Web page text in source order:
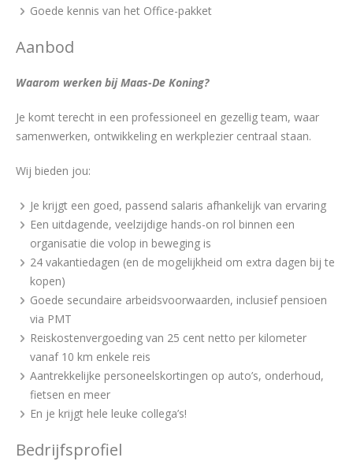
Goede kennis van het Office-pakket
Aanbod
Waarom werken bij Maas-De Koning?
Je komt terecht in een professioneel en gezellig team, waar
samenwerken, ontwikkeling en werkplezier centraal staan.
Wij bieden jou:
Je krijgt een goed, passend salaris afhankelijk van ervaring
Een uitdagende, veelzijdige hands-on rol binnen een
organisatie die volop in beweging is
24 vakantiedagen (en de mogelijkheid om extra dagen bij te
kopen)
Goede secundaire arbeidsvoorwaarden, inclusief pensioen
via PMT
Reiskostenvergoeding van 25 cent netto per kilometer
vanaf 10 km enkele reis
Aantrekkelijke personeelskortingen op auto’s, onderhoud,
fietsen en meer
En je krijgt hele leuke collega’s!
Bedrijfsprofiel